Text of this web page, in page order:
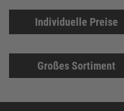
Individuelle Preise
Großes Sortiment